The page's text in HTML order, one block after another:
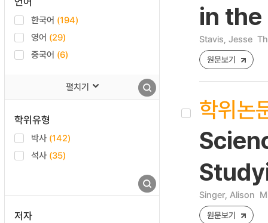
한국어 (194)
영어 (29)
중국어 (6)
펼치기
학위유형
박사 (142)
석사 (35)
저자
in the
Stavis, Jesse
원문보기
학위논
Singer, Alison
원문보기